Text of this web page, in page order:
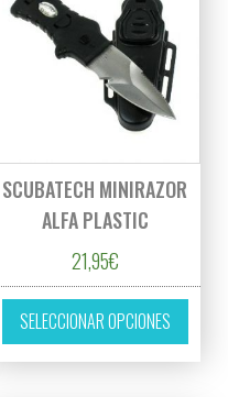
producto tiene múltiples variantes.
SCUBATECH MINIRAZOR
ALFA PLASTIC
21,95€
SELECCIONAR OPCIONES
Este